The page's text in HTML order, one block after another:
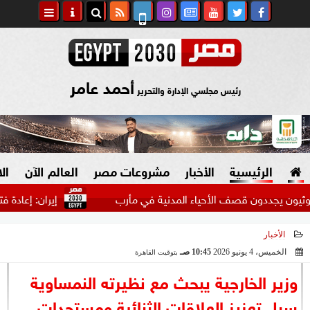
رئيس مجلسي الإدارة والتحرير أحمد عامر
الرئيسية الأخبار
السياسة
الرئاسة
مشروعات مصر
صنع في مصر
العالم الآن
إيران: إعادة فتح مضيق قصف الأحياء المدنية في مأرب
الأخبار
الخميس، 4 يونيو 2026
10:45 صـ بتوقيت القاهرة
وزير الخارجية يبحث مع نظيرته النمساوية